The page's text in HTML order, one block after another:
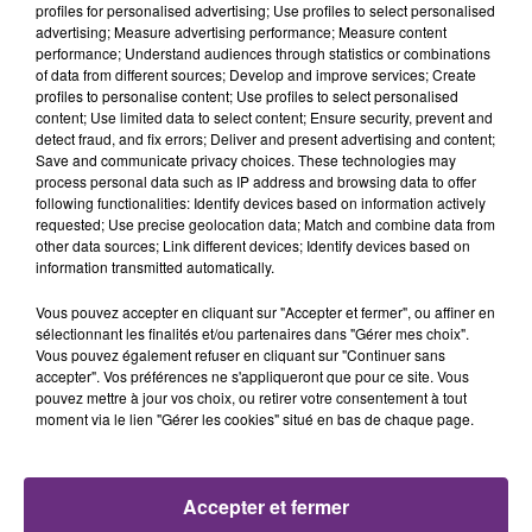
Résulé du livre
En Normandie, Lucie, 32 ans, est monitrice d'équitation
dans le centre équestre de ses parents et se prépare
aux Jeux olympiques de saut d'obstacles. Mais lors
d'un accident de scooter provoqué par Marc, 44 ans,
ivre au volant, elle devient hémiplégique du côté droit
et ne remontera jamais à cheval. Elle décide de lutter,
aidée par Marc, rongé par la culpabilité et incapable
de se dénoncer.
FIL D'ACTUS
profiles for personalised advertising; Use profiles to select personalised
advertising; Measure advertising performance; Measure content
performance; Understand audiences through statistics or combinations
of data from different sources; Develop and improve services; Create
profiles to personalise content; Use profiles to select personalised
content; Use limited data to select content; Ensure security, prevent and
detect fraud, and fix errors; Deliver and present advertising and content;
Save and communicate privacy choices. These technologies may
process personal data such as IP address and browsing data to offer
following functionalities: Identify devices based on information actively
requested; Use precise geolocation data; Match and combine data from
other data sources; Link different devices; Identify devices based on
information transmitted automatically.
Vous pouvez accepter en cliquant sur "Accepter et fermer", ou affiner en
sélectionnant les finalités et/ou partenaires dans "Gérer mes choix".
Vous pouvez également refuser en cliquant sur "Continuer sans
accepter". Vos préférences ne s'appliqueront que pour ce site. Vous
pouvez mettre à jour vos choix, ou retirer votre consentement à tout
moment via le lien "Gérer les cookies" situé en bas de chaque page.
Accepter et fermer